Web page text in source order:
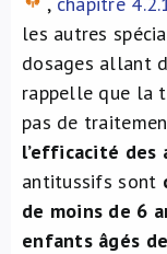
les autres
dosages allant
rappelle que la
pas de
l’efficacité
antitussifs sont
de moins de 6
enfants âgés